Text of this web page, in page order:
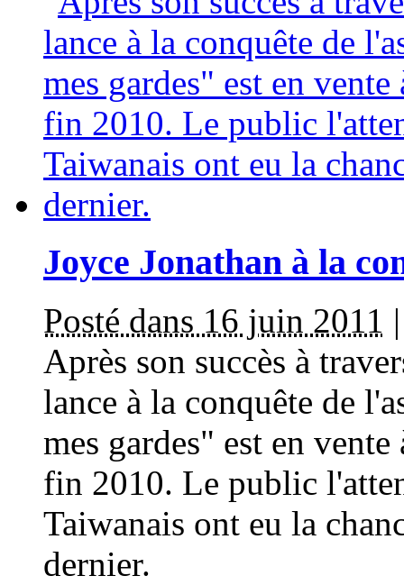
Joyce Jonathan à la
Posté dans 16 juin 2011
Après son succès à
lance à la conquête de
mes gardes" est en
fin 2010. Le public
Taiwanais ont eu la
dernier.